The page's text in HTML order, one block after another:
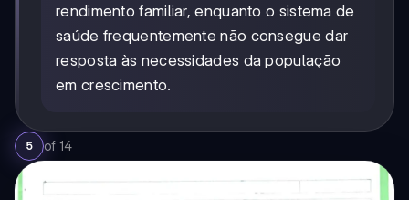
rendimento familiar, enquanto o sistema de
saúde frequentemente não consegue dar
resposta às necessidades da população
em crescimento.
5 of 14